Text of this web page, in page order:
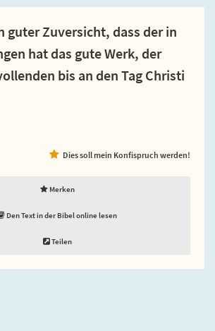
guter Zuversicht, dass der in
hat das gute Werk, der
bis an den Tag Christi
Dies soll mein Konfispruch werden!
Merken
Den Text in der Bibel online lesen
Teilen